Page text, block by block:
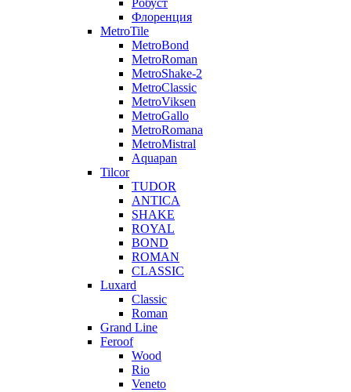
Робуст
Флоренция
MetroTile
MetroBond
MetroRoman
MetroShake-2
MetroClassic
MetroViksen
MetroGallo
MetroRomana
MetroMistral
Aquapan
Tilcor
TUDOR
ANTICA
SHAKE
ROYAL
BOND
ROMAN
CLASSIC
Luxard
Classic
Roman
Grand Line
Feroof
Wood
Rio
Veneto